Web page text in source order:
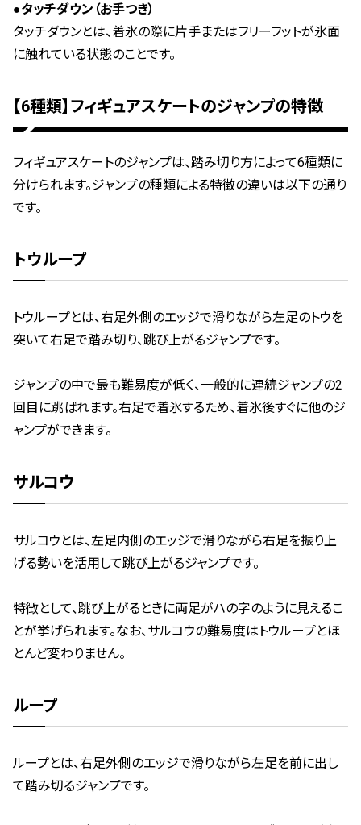
●タッチダウン（お手つき）
タッチダウンとは、着氷の際に片手またはフリーフットが氷面
に触れている状態のことです。
【6種類】フィギュアスケートのジャンプの特徴
フィギュアスケートのジャンプは、踏み切り方によって6種類に
分けられます。ジャンプの種類による特徴の違いは以下の通り
です。
トウループ
トウループとは、右足外側のエッジで滑りながら左足のトウを
突いて右足で踏み切り、跳び上がるジャンプです。
ジャンプの中で最も難易度が低く、一般的に連続ジャンプの2
回目に跳ばれます。右足で着氷するため、着氷後すぐに他のジ
ャンプができます。
サルコウ
サルコウとは、左足内側のエッジで滑りながら右足を振り上
げる勢いを活用して跳び上がるジャンプです。
特徴として、跳び上がるときに両足がハの字のように見えるこ
とが挙げられます。なお、サルコウの難易度はトウループとほ
とんど変わりません。
ループ
ループとは、右足外側のエッジで滑りながら左足を前に出し
て踏み切るジャンプです。